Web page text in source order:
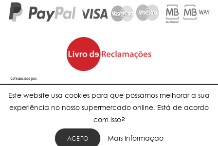
Este website usa cookies para que possamos melhorar a sua
experiência no nosso supermercado online. Está de acordo
com isso?
ACEITO Mais Informação